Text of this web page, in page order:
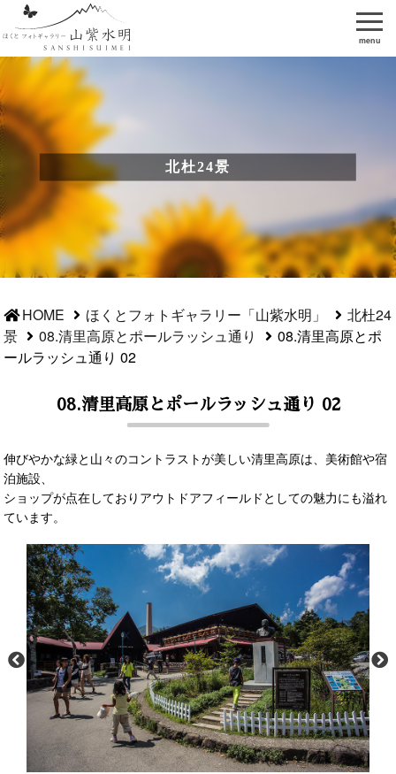
menu
北杜24景
HOME ほくとフォトギャラリー「山紫水明」
北杜24
景
08.清里高原とポールラッシュ通り
08.清里高原とポ
ールラッシュ通り 02
08.清里高原とポールラッシュ通り 02
伸びやかな緑と山々のコントラストが美しい清里高原は、美術館や宿
泊施設、
ショップが点在しておりアウトドアフィールドとしての魅力にも溢れ
ています。